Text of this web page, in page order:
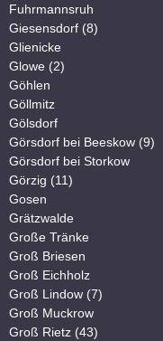
Fuhrmannsruh
Giesensdorf (8)
Glienicke
Glowe (2)
Göhlen
Göllmitz
Gölsdorf
Görsdorf bei Beeskow (9)
Görsdorf bei Storkow
Görzig (11)
Gosen
Grätzwalde
Große Tränke
Groß Briesen
Groß Eichholz
Groß Lindow (7)
Groß Muckrow
Groß Rietz (43)